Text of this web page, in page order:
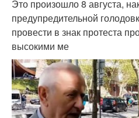
Это произошло 8 августа,
предупредительной
провести в знак протеста
высокими ме